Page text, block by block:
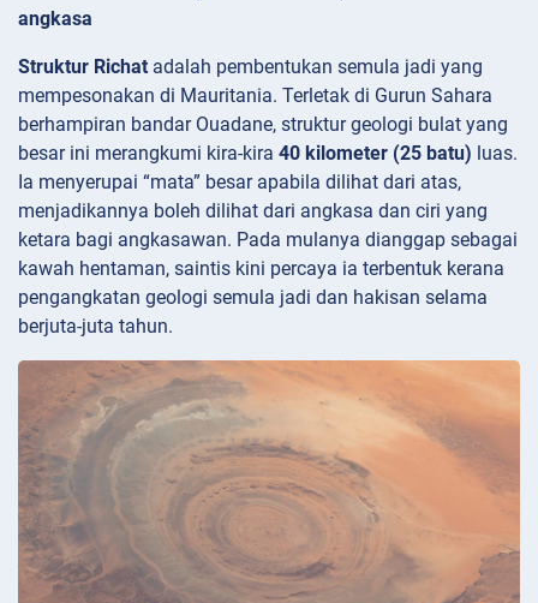
angkasa
Struktur Richat adalah pembentukan semula jadi yang
mempesonakan di Mauritania. Terletak di Gurun Sahara
berhampiran bandar Ouadane, struktur geologi bulat yang
besar ini merangkumi kira-kira 40 kilometer (25 batu) luas.
Ia menyerupai “mata” besar apabila dilihat dari atas,
menjadikannya boleh dilihat dari angkasa dan ciri yang
ketara bagi angkasawan. Pada mulanya dianggap sebagai
kawah hentaman, saintis kini percaya ia terbentuk kerana
pengangkatan geologi semula jadi dan hakisan selama
berjuta-juta tahun.